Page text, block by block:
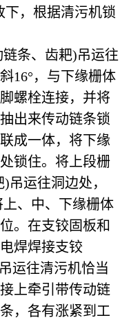
下，根据清污机锁
条、齿耙)吊运往
16°，与下缘栅体
螺栓连接，并将
出来传动链条锁
成一体，将下缘
锁住。将上段栅
吊运往洞边处，
、中、下缘栅体
。在支铰固板和
焊焊接支铰
运往清污机恰当
上牵引带传动链
，各有涨紧到工